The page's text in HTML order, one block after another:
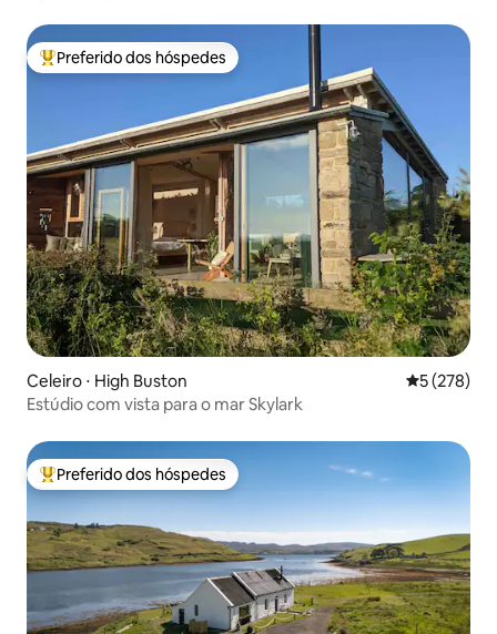
Entre os melhores preferidos dos hóspedes
Preferido dos hóspedes
Celeiro ⋅ High Buston 5 de uma
5 (278)
Estúdio com vista para o mar Skylark
Entre os melhores preferidos dos hóspedes
Preferido dos hóspedes